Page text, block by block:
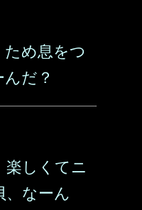
め息をつ
だ？
楽しくてニ
、なーん